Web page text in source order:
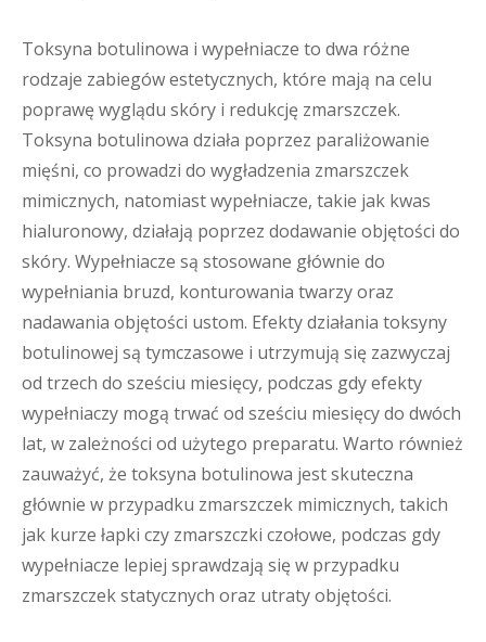
Toksyna botulinowa i wypełniacze to dwa różne
rodzaje zabiegów estetycznych, które mają na celu
poprawę wyglądu skóry i redukcję zmarszczek.
Toksyna botulinowa działa poprzez paraliżowanie
mięśni, co prowadzi do wygładzenia zmarszczek
mimicznych, natomiast wypełniacze, takie jak kwas
hialuronowy, działają poprzez dodawanie objętości do
skóry. Wypełniacze są stosowane głównie do
wypełniania bruzd, konturowania twarzy oraz
nadawania objętości ustom. Efekty działania toksyny
botulinowej są tymczasowe i utrzymują się zazwyczaj
od trzech do sześciu miesięcy, podczas gdy efekty
wypełniaczy mogą trwać od sześciu miesięcy do dwóch
lat, w zależności od użytego preparatu. Warto również
zauważyć, że toksyna botulinowa jest skuteczna
głównie w przypadku zmarszczek mimicznych, takich
jak kurze łapki czy zmarszczki czołowe, podczas gdy
wypełniacze lepiej sprawdzają się w przypadku
zmarszczek statycznych oraz utraty objętości.